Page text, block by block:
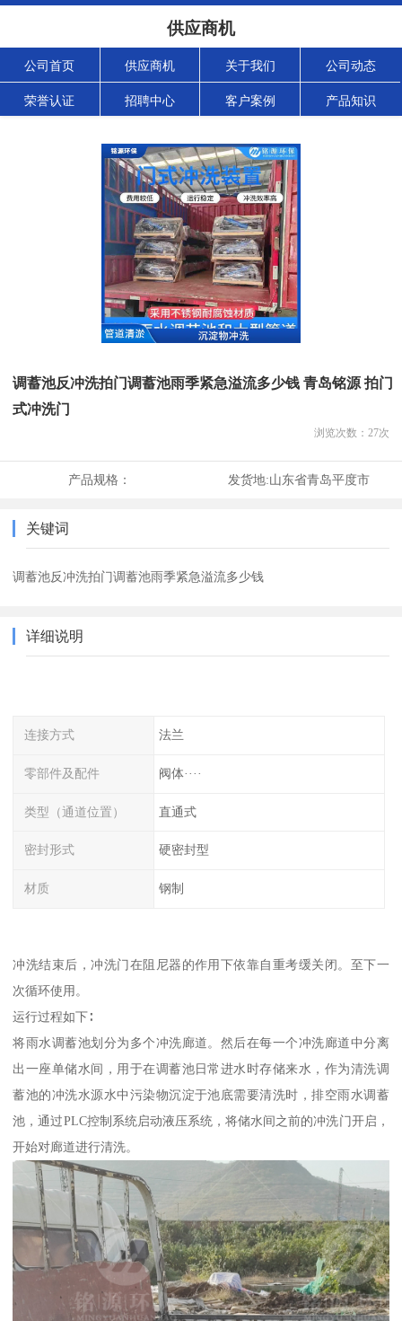
供应商机
公司首页 供应商机 关于我们 公司动态
荣誉认证 招聘中心 客户案例 产品知识
调蓄池反冲洗拍门调蓄池雨季紧急溢流多少钱 青岛铭源 拍门
式冲洗门
浏览次数： 27次
产品规格： 发货地:山东省青岛平度市
关键词
调蓄池反冲洗拍门调蓄池雨季紧急溢流多少钱
详细说明
连接方式 法兰
零部件及配件 阀体····
类型（通道位置） 直通式
密封形式 硬密封型
材质 钢制
冲洗结束后，冲洗门在阻尼器的作用下依靠自重考缓关闭。至下一
次循环使用。
运行过程如下∶
将雨水调蓄池划分为多个冲洗廊道。然后在每一个冲洗廊道中分离
出一座单储水间，用于在调蓄池日常进水时存储来水，作为清洗调
蓄池的冲洗水源水中污染物沉淀于池底需要清洗时，排空雨水调蓄
池，通过PLC控制系统启动液压系统，将储水间之前的冲洗门开启，
开始对廊道进行清洗。